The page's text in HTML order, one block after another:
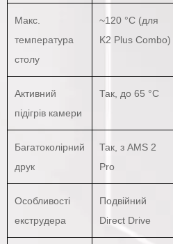
Макс.
температура
столу
~120 °C (для
K2 Plus Combo)
Активний
підігрів камери
Так, до 65 °C
Багатоколірний
друк
Так, з AMS 2
Pro
Особливості
екструдера
Подвійний
Direct Drive